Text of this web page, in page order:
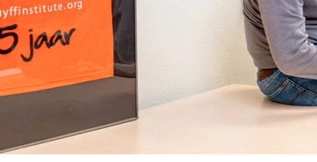
Noodzakelijke cookies zijn